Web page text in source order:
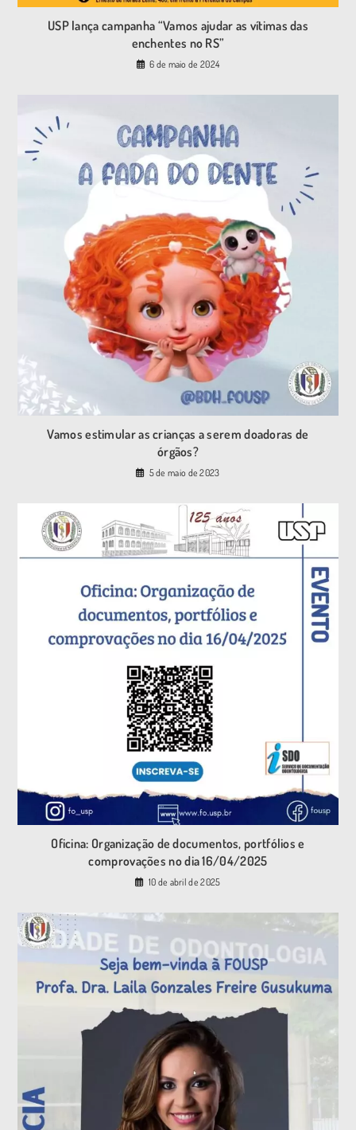
USP lança campanha “Vamos ajudar as vítimas das
enchentes no RS”
6 de maio de 2024
Vamos estimular as crianças a serem doadoras de
órgãos?
5 de maio de 2023
Oficina: Organização de documentos, portfólios e
comprovações no dia 16/04/2025
10 de abril de 2025